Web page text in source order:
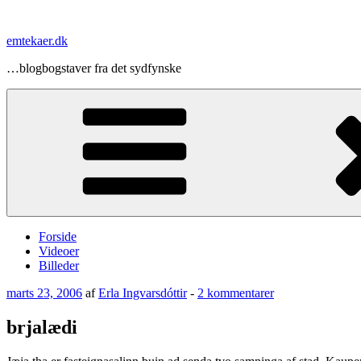
indhold
emtekaer.dk
…blogbogstaver fra det sydfynske
Forside
Videoer
Billeder
Udgivet
marts 23, 2006 afErla Ingvarsdóttir- 2 kommentarertil
brjalædi